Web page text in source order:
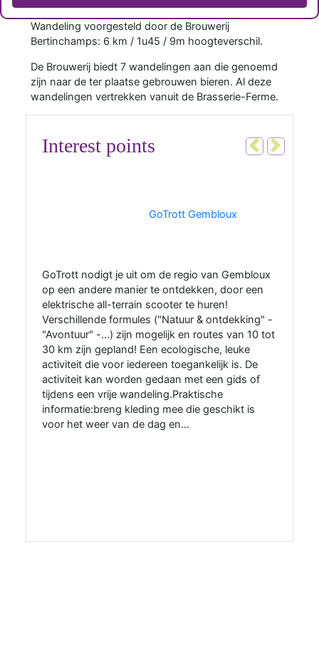
Wandeling voorgesteld door de Brouwerij
Bertinchamps: 6 km / 1u45 / 9m hoogteverschil.
De Brouwerij biedt 7 wandelingen aan die genoemd
zijn naar de ter plaatse gebrouwen bieren. Al deze
wandelingen vertrekken vanuit de Brasserie-Ferme.
Interest points Vorig
GoTrott Gembloux
GoTrott nodigt je uit om de regio van Gembloux
op een andere manier te ontdekken, door een
elektrische all-terrain scooter te huren!
Verschillende formules ("Natuur & ontdekking" -
"Avontuur" -...) zijn mogelijk en routes van 10 tot
30 km zijn gepland! Een ecologische, leuke
activiteit die voor iedereen toegankelijk is. De
activiteit kan worden gedaan met een gids of
tijdens een vrije wandeling.Praktische
informatie:breng kleding mee die geschikt is
voor het weer van de dag en...